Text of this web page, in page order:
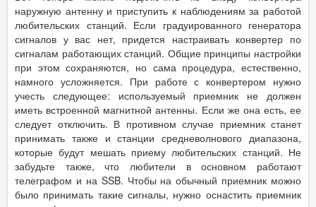
наружную антенну и приступить к наблюдениям за работой
любительских станций. Если градуированного генератора
сигналов у вас нет, придется настраивать конвертер по
сигналам работающих станций. Общие принципы настройки
при этом сохраняются, но сама процедура, естественно,
намного усложняется. При работе с конвертером нужно
учесть следующее: используемый приемник не должен
иметь встроенной магнитной антенны. Если же она есть, ее
следует отключить. В противном случае приемник станет
принимать также и станции средневолнового диапазона,
которые будут мешать приему любительских станций. Не
забудьте также, что любители в основном работают
телеграфом и на SSB. Чтобы на обычный приемник можно
было принимать такие сигналы, нужно оснастить приемник